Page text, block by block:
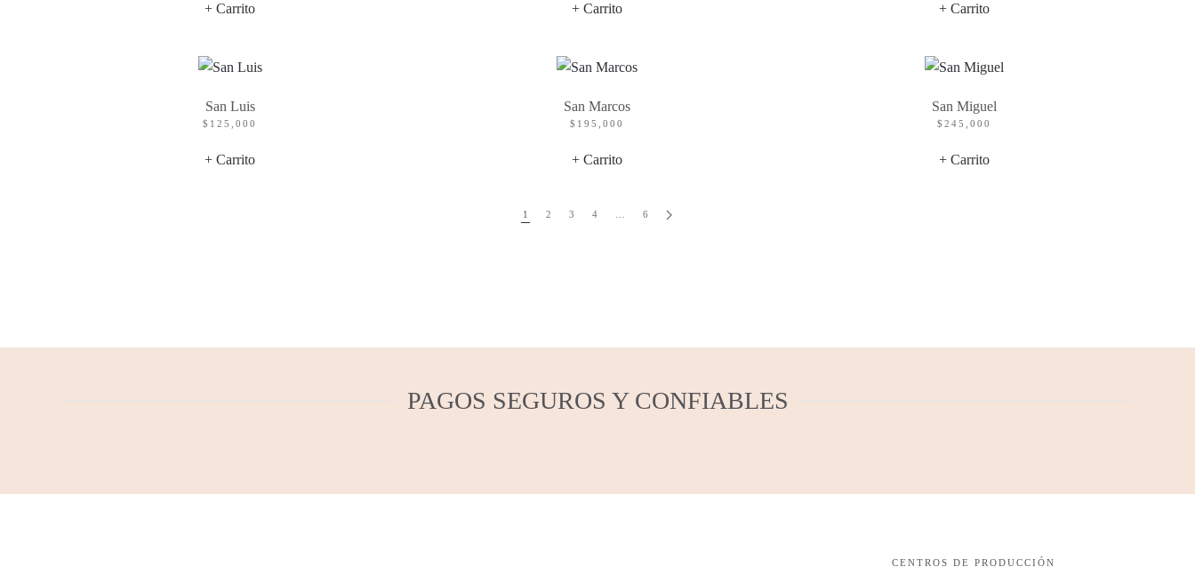
+ Carrito + Carrito + Carrito
San Luis
$ 125,000
+ Carrito
San Marcos
$ 195,000
+ Carrito
San Miguel
$245,000
+ Carrito
1 2 3 4 6
PAGOS SEGUROS Y CONFIABLES
CENTROS DE PRODUCCIÓN